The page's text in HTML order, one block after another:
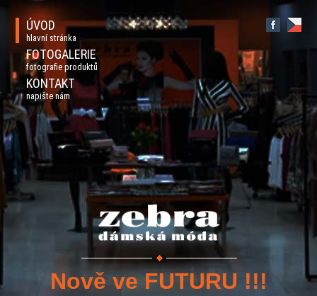
ÚVOD
hlavní stránka
FOTOGALERIE
fotografie produktů
KONTAKT
napište nám
Nově ve FUTURU !!!